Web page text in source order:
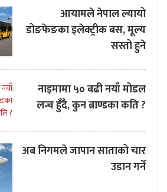
आयामले नेपाल ल्यायो
डोङफेङका इलेक्ट्रीक बस, मूल्य
सस्तो हुने
नाइमामा ५० बढी नयाँ मोडल
लन्च हुँदै, कुन ब्राण्डका कति ?
अब निगमले जापान साताको चार
उडान गर्ने